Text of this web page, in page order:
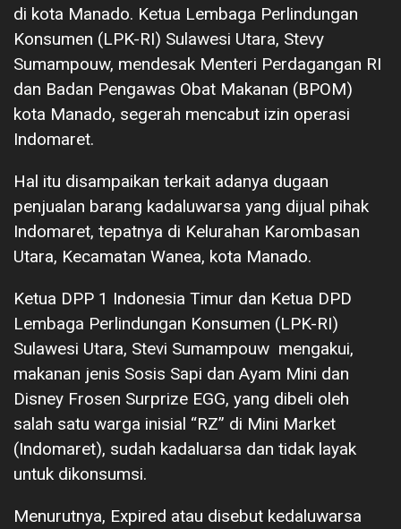
di kota Manado. Ketua Lembaga Perlindungan
Konsumen (LPK-RI) Sulawesi Utara, Stevy
Sumampouw, mendesak Menteri Perdagangan RI
dan Badan Pengawas Obat Makanan (BPOM)
kota Manado, segerah mencabut izin operasi
Indomaret.
Hal itu disampaikan terkait adanya dugaan
penjualan barang kadaluwarsa yang dijual pihak
Indomaret, tepatnya di Kelurahan Karombasan
Utara, Kecamatan Wanea, kota Manado.
Ketua DPP 1 Indonesia Timur dan Ketua DPD
Lembaga Perlindungan Konsumen (LPK-RI)
Sulawesi Utara, Stevi Sumampouw mengakui,
makanan jenis Sosis Sapi dan Ayam Mini dan
Disney Frosen Surprize EGG, yang dibeli oleh
salah satu warga inisial “RZ” di Mini Market
(Indomaret), sudah kadaluarsa dan tidak layak
untuk dikonsumsi.
Menurutnya, Expired atau disebut kedaluwarsa